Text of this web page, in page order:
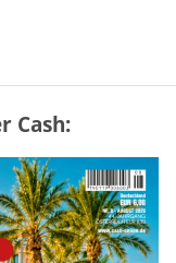
Mieter
Cash: